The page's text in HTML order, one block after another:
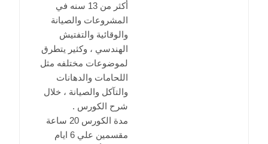
أكثر من 13 سنه في
المشروعات والصيانة
والوقائية والتفتيش
الهندسي ، وكثير يتطرق
لموضوعات مختلفه مثل
اللحامات والدهانات
والتآكل والصيانة ، خلال
شرح الكورس .
مدة الكورس 20 ساعة
مقسمين علي 6 ايام